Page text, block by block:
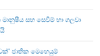
සහ සෙවීම් හා ගලවා
ජාතික මෙහෙයුම්